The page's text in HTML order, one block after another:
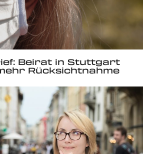
Beirat in Stuttgart
Rücksichtnahme